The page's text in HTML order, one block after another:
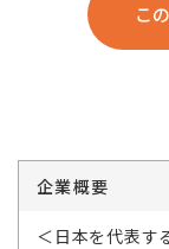
こ
企業概要
＜日本を代表す